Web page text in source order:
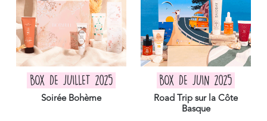
BOX DE JUILLET 2025
Soirée Bohème
BOX DE JUIN 2025
Road Trip sur la Côte
Basque